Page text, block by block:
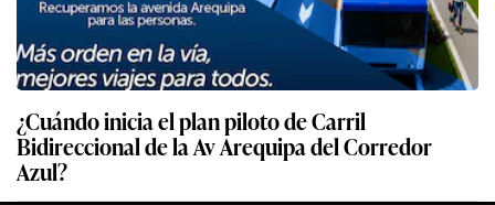
¿Cuándo inicia el plan piloto de Carril
Bidireccional de la Av Arequipa del Corredor
Azul?